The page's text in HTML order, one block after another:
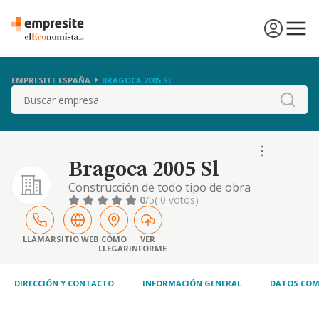
EMPRESITE ESPAÑA BRAGOCA 2005 SL
Buscar
Bragoca 2005 Sl
Construcción de todo tipo de obra
0/5( 0 votos)
LLAMARSITIO WEB CÓMO
LLEGAR
VER
INFORME
DIRECCIÓN Y CONTACTO INFORMACIÓN GENERAL DATOS